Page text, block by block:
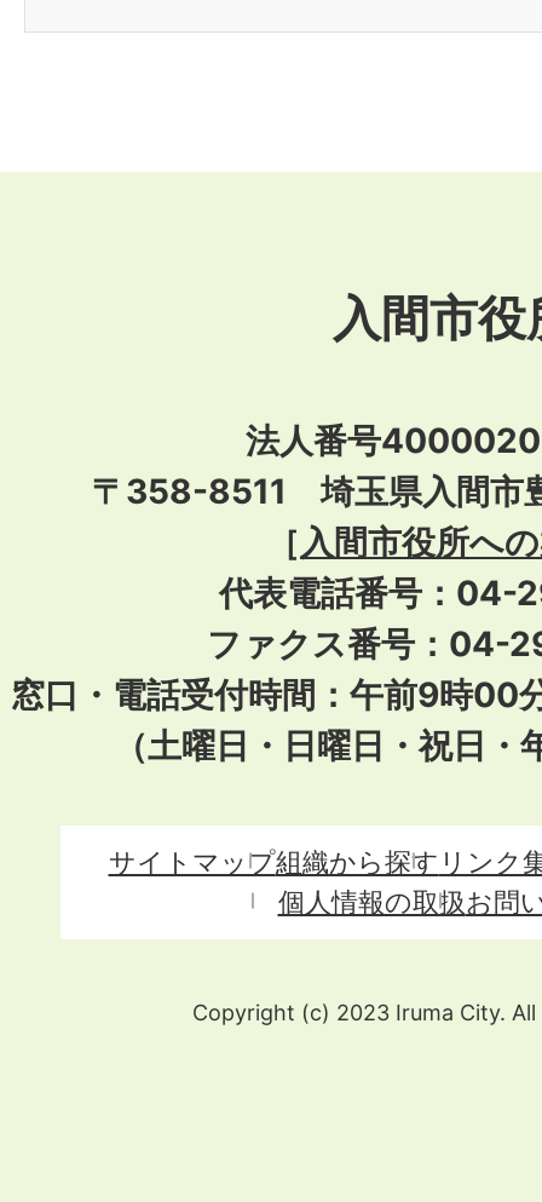
入間市役
法人番号
〒358-8511 埼玉県入間市
［入間市役所へ
代表電話番号：04-
ファクス番号：04-
窓口・電話受付時間：午前9時00
（土曜日・日曜日・祝日
サイトマップ組織から探す リンク
個人情報の取扱お問
Copyright (c) 2023 Iruma City. All